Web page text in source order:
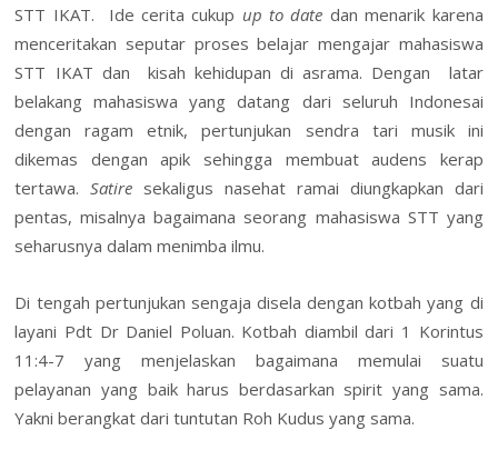
n
d
l
y
STT IKAT. Ide cerita cukup up to date dan menarik karena
menceritakan seputar proses belajar mengajar mahasiswa
STT IKAT dan kisah kehidupan di asrama. Dengan latar
belakang mahasiswa yang datang dari seluruh Indonesai
dengan ragam etnik, pertunjukan sendra tari musik ini
dikemas dengan apik sehingga membuat audens kerap
tertawa.Satire sekaligus nasehat ramai diungkapkan dari
pentas, misalnya bagaimana seorang mahasiswa STT yang
seharusnya dalam menimba ilmu.
Di tengah pertunjukan sengaja disela dengan kotbah yang di
layani Pdt Dr Daniel Poluan. Kotbah diambil dari 1 Korintus
11:4-7 yang menjelaskan bagaimana memulai suatu
pelayanan yang baik harus berdasarkan spirit yang sama.
Yakni berangkat dari tuntutan Roh Kudus yang sama.